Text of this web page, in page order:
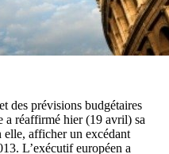
des prévisions budgétaires
a réaffirmé hier (19 avril) sa
afficher un excédant
L’exécutif européen a